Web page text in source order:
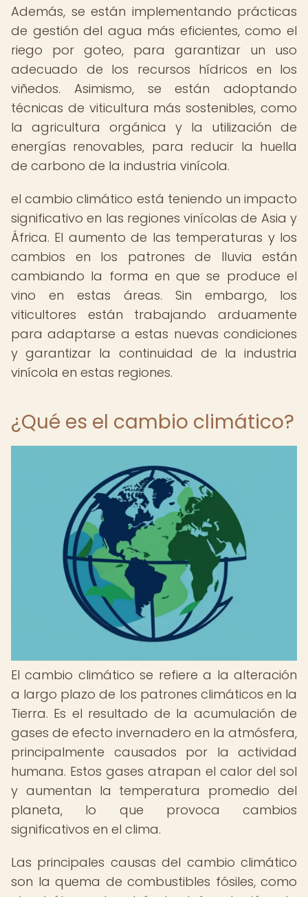
Además, se están implementando prácticas
de gestión del agua más eficientes, como el
riego por goteo, para garantizar un uso
adecuado de los recursos hídricos en los
viñedos. Asimismo, se están adoptando
técnicas de viticultura más sostenibles, como
la agricultura orgánica y la utilización de
energías renovables, para reducir la huella
de carbono de la industria vinícola.
el cambio climático está teniendo un impacto
significativo en las regiones vinícolas de Asia y
África. El aumento de las temperaturas y los
cambios en los patrones de lluvia están
cambiando la forma en que se produce el
vino en estas áreas. Sin embargo, los
viticultores están trabajando arduamente
para adaptarse a estas nuevas condiciones
y garantizar la continuidad de la industria
vinícola en estas regiones.
¿Qué es el cambio climático?
El cambio climático se refiere a la alteración
a largo plazo de los patrones climáticos en la
Tierra. Es el resultado de la acumulación de
gases de efecto invernadero en la atmósfera,
principalmente causados por la actividad
humana. Estos gases atrapan el calor del sol
y aumentan la temperatura promedio del
planeta, lo que provoca cambios
significativos en el clima.
Las principales causas del cambio climático
son la quema de combustibles fósiles, como